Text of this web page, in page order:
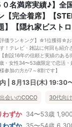
いております♪
いただけますよ♪
(90L.O)》
に一杯ずつ手作り致します！
なドリンクメニュー、変わり
すめのクラフトビールとなり
ク
でご参加ください。
０名満席実績♪】全
【完全着席】【
】【隠れ家ビストロ
価ランキング】☆1位獲得☆
！テレビ・雑誌に何回も紹介
設16年の信頼と実績のある
・女性34〜53歳限定で恋活
参加の方が7～8割です】
さい♪
に参加できるparty☆
が参加者様の立場に立って、
召し上がって頂きながら、ゆ
| 8月13日(木) 19:30
会いのCOCO 30代向け
わずか 34〜53歳